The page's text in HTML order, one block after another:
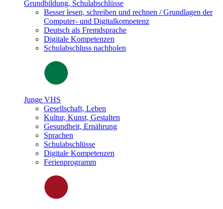
Grundbildung, Schulabschlüsse
Besser lesen, schreiben und rechnen / Grundlagen der
Computer- und Digitalkompetenz
Deutsch als Fremdsprache
Digitale Kompetenzen
Schulabschluss nachholen
Junge VHS
Gesellschaft, Leben
Kultur, Kunst, Gestalten
Gesundheit, Ernährung
Sprachen
Schulabschlüsse
Digitale Kompetenzen
Ferienprogramm